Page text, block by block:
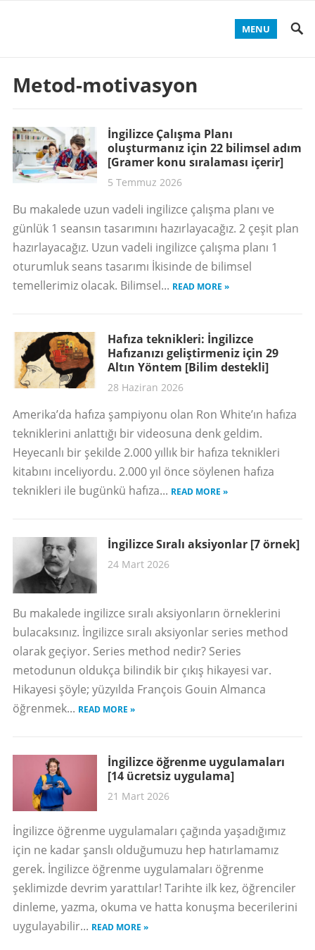
MENU
Metod-motivasyon
İngilizce Çalışma Planı
oluşturmanız için 22 bilimsel adım
[Gramer konu sıralaması içerir]
5 Temmuz 2026
Bu makalede uzun vadeli ingilizce çalışma planı ve
günlük 1 seansın tasarımını hazırlayacağız. 2 çeşit plan
hazırlayacağız. Uzun vadeli ingilizce çalışma planı 1
oturumluk seans tasarımı İkisinde de bilimsel
temellerimiz olacak. Bilimsel... READ MORE »
Hafıza teknikleri: İngilizce
Hafızanızı geliştirmeniz için 29
Altın Yöntem [Bilim destekli]
28 Haziran 2026
Amerika’da hafıza şampiyonu olan Ron White’ın hafıza
tekniklerini anlattığı bir videosuna denk geldim.
Heyecanlı bir şekilde 2.000 yıllık bir hafıza teknikleri
kitabını inceliyordu. 2.000 yıl önce söylenen hafıza
teknikleri ile bugünkü hafıza... READ MORE »
İngilizce Sıralı aksiyonlar [7 örnek]
24 Mart 2026
Bu makalede ingilizce sıralı aksiyonların örneklerini
bulacaksınız. İngilizce sıralı aksiyonlar series method
olarak geçiyor. Series method nedir? Series
metodunun oldukça bilindik bir çıkış hikayesi var.
Hikayesi şöyle; yüzyılda François Gouin Almanca
öğrenmek... READ MORE »
İngilizce öğrenme uygulamaları
[14 ücretsiz uygulama]
21 Mart 2026
İngilizce öğrenme uygulamaları çağında yaşadığımız
için ne kadar şanslı olduğumuzu hep hatırlamamız
gerek. İngilizce öğrenme uygulamaları öğrenme
şeklimizde devrim yarattılar! Tarihte ilk kez, öğrenciler
dinleme, yazma, okuma ve hatta konuşma becerilerini
uygulayabilir... READ MORE »